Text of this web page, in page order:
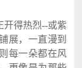
开得热烈--或紫
展，一直漫到
每一朵都在风